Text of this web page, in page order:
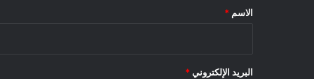
*
الاسم *
البريد الإلكتروني *